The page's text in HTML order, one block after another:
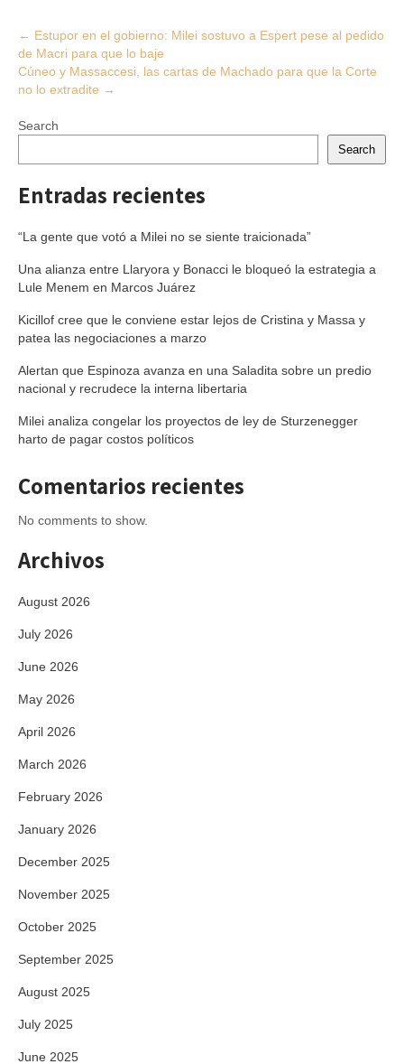
Post
navigation
← Estupor en el gobierno: Milei sostuvo a Espert pese al pedido
de Macri para que lo baje
Cúneo y Massaccesi, las cartas de Machado para que la Corte
no lo extradite →
Search
Search
Entradas recientes
“La gente que votó a Milei no se siente traicionada”
Una alianza entre Llaryora y Bonacci le bloqueó la estrategia a
Lule Menem en Marcos Juárez
Kicillof cree que le conviene estar lejos de Cristina y Massa y
patea las negociaciones a marzo
Alertan que Espinoza avanza en una Saladita sobre un predio
nacional y recrudece la interna libertaria
Milei analiza congelar los proyectos de ley de Sturzenegger
harto de pagar costos políticos
Comentarios recientes
No comments to show.
Archivos
August 2026
July 2026
June 2026
May 2026
April 2026
March 2026
February 2026
January 2026
December 2025
November 2025
October 2025
September 2025
August 2025
July 2025
June 2025